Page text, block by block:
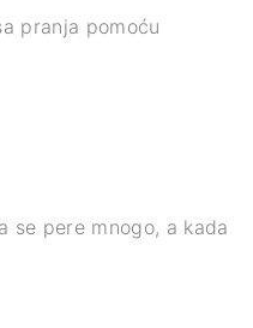
pranja pomoću
se pere mnogo, a kada